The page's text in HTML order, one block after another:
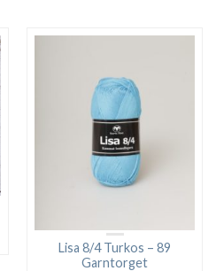
nuvarandeLisa 8/4 Turkos – 89
Garntorget